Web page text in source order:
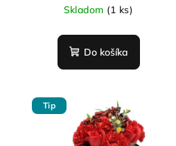
Skladom (1 ks)
Do košíka
Tip